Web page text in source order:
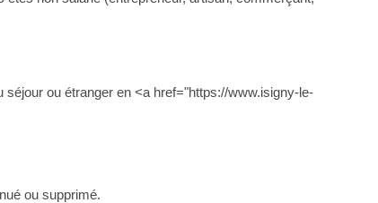
ou étranger en <a href="https://www.isigny-le-
ou supprimé.